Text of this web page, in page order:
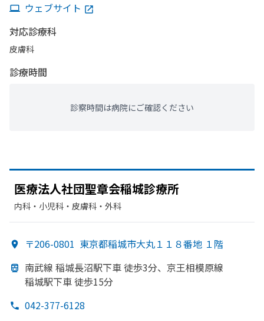
ウェブサイト
対応診療科
皮膚科
診療時間
診察時間は病院にご確認ください
医療法人社団聖章会稲城診療所
内科・​小児科・​皮膚科・​外科
〒206-0801 東京都稲城市大丸１１８番地 １階
南武線 稲城長沼駅下車 徒歩3分、 京王相模原線
稲城駅下車 徒歩15分
042-377-6128